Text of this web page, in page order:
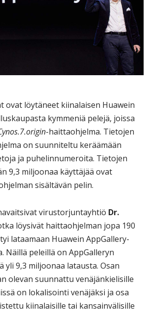
ovat löytäneet kiinalaisen Huawein
kymmeniä pelejä, joissa
-haittaohjelma. Tietojen
on suunniteltu keräämään
ja puhelinnumeroita. Tietojen
9,3 miljoonaa käyttäjää ovat
sisältävän pelin.
virustorjuntayhtiö Dr.
löysivät haittaohjelman jopa 190
lataamaan Huawein AppGallery-
Näillä peleillä on AppGalleryn
yli 9,3 miljoonaa latausta. Osan
olevan suunnattu venäjänkielisille
on lokalisointi venäjäksi ja osa
kiinalaisille tai kansainvälisille